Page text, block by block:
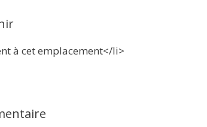
à cet emplacement</li>